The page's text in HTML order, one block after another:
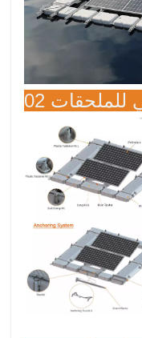
للملحقات